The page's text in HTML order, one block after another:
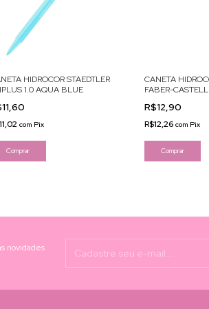
HIDROCOR STAEDTLER
1.0 AQUA BLUE
com Pix
CANETA
FABER-CASTELL
R$12,90
R$12,26 com Pix
Comprar
novidades